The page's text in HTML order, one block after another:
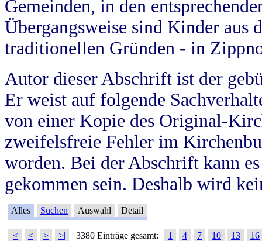
Gemeinden, in den
Übergangsweise sind Kinder aus
traditionellen Gründen - in
Autor dieser Abschrift ist der
Er weist auf folgende
von einer Kopie des Original-
zweifelsfreie Fehler im
worden. Bei der Abschrift kann
gekommen sein. Deshalb wird
Alles Suchen Auswahl Detail
|< < > >| 3380 Einträge gesamt: 1 4 7 10 13
16